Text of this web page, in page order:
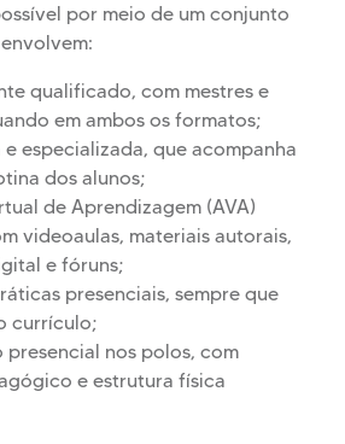
por meio de um conjunto
qualificado, com mestres e
em ambos os formatos;
especializada, que acompanha
dos alunos;
de Aprendizagem (AVA)
videoaulas, materiais autorais,
e fóruns;
presenciais, sempre que
currículo;
presencial nos polos, com
e estrutura física